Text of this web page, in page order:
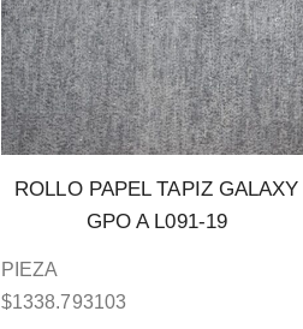
ROLLO PAPEL TAPIZ GALAXY
GPO A L091-19
PIEZA
$1338.793103